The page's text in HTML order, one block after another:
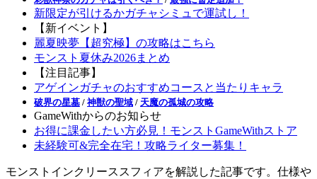
新限定が引けるかガチャシミュで運試し！
【新イベント】
麗夏映夢【超究極】の攻略はこちら
モンスト夏休み2026まとめ
【注目記事】
アゲインガチャのおすすめコースと当たりキャラ
破界の星墓 / 神獣の聖域 / 天魔の孤城の攻略
GameWithからのお知らせ
お得に課金したい方必見！モンストGameWithストア
未経験可&完全在宅！攻略ライター募集！
モンストインクリーススフィアを解説した記事です。仕様や